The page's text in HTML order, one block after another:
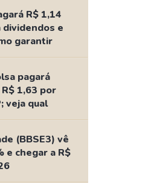
R$ 1,14
dividendos e
garantir
pagará
1,63 por
veja qual
(BBSE3) vê
e chegar a R$